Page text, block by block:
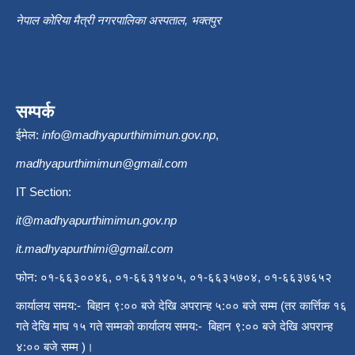
नेपाल कोरिया मैत्री नगरपालिका अस्पताल, भक्तपुर
सम्पर्क
ईमेल: info@madhyapurthimimun.gov.np,
madhyapurthimimun@gmail.com
IT Section:
it@madhyapurthimimun.gov.np
it.madhyapurthimi@gmail.com
फोन: ०१-६६३००४६, ०१-६६३१४०५, ०१-६६३५७०४, ०१-६६३७६५२
कार्यालय समय:- बिहान ९:०० बजे देखि अपरान्ह ५:०० बजे सम्म (तर कार्त्तिक १६
गते देखि माघ १५ गते सम्मको कार्यालय समय:- बिहान ९:०० बजे देखि अपरान्ह
४:०० बजे सम्म )।